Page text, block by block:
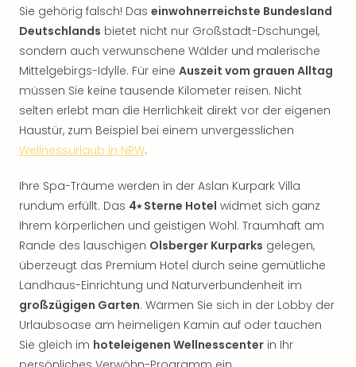
Sie gehörig falsch! Das einwohnerreichste Bundesland
Deutschlands bietet nicht nur Großstadt-Dschungel,
sondern auch verwunschene Wälder und malerische
Mittelgebirgs-Idylle. Für eine Auszeit vom grauen Alltag
müssen Sie keine tausende Kilometer reisen. Nicht
selten erlebt man die Herrlichkeit direkt vor der eigenen
Haustür, zum Beispiel bei einem unvergesslichen
Wellnessurlaub in NRW.
Ihre Spa-Träume werden in der Aslan Kurpark Villa
rundum erfüllt. Das 4⭑ Sterne Hotel widmet sich ganz
Ihrem körperlichen und geistigen Wohl. Traumhaft am
Rande des lauschigen Olsberger Kurparks gelegen,
überzeugt das Premium Hotel durch seine gemütliche
Landhaus-Einrichtung und Naturverbundenheit im
großzügigen Garten. Wärmen Sie sich in der Lobby der
Urlaubsoase am heimeligen Kamin auf oder tauchen
Sie gleich im hoteleigenen Wellnesscenter in Ihr